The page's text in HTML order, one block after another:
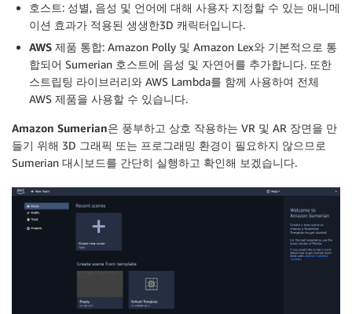
호스트: 성별, 음성 및 언어에 대해 사용자 지정할 수 있는 애니메
이션 효과가 적용된 생생한3D 캐릭터입니다.
AWS 제품 통합: Amazon Polly 및 Amazon Lex와 기본적으로 통
합되어 Sumerian 호스트에 음성 및 자연어를 추가합니다. 또한
스트립팅 라이브러리와 AWS Lambda를 함께 사용하여 전체
AWS 제품을 사용할 수 있습니다.
Amazon Sumerian은 풍부하고 상호 작용하는 VR 및 AR 장면을 만
들기 위해 3D 그래픽 또는 프로그래밍 환경이 필요하지 않으므로
Sumerian 대시보드를 간단히 실행하고 확인해 보겠습니다.